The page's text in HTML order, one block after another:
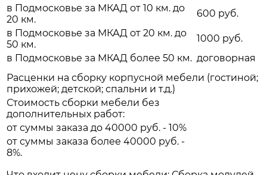
в Подмосковье за МКАД от 10 км. до
20 км.
600 руб.
в Подмосковье за МКАД от 20 км. до
50 км.
1000 руб.
в Подмосковье за МКАД более 50 км. договорная
Расценки на сборку корпусной мебели (гостиной;
прихожей; детской; спальни и т.д.)
Стоимость сборки мебели без
дополнительных работ:
от суммы заказа до 40000 руб. - 10%
от суммы заказа более 40000 руб. -
8%.